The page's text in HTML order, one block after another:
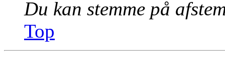
Du kan stemme på
Top